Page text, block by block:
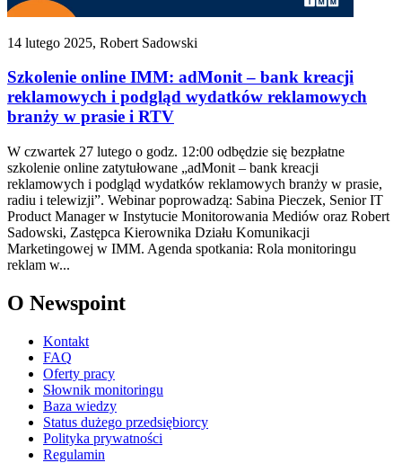
14 lutego 2025, Robert Sadowski
Szkolenie online IMM: adMonit – bank kreacji
reklamowych i podgląd wydatków reklamowych
branży w prasie i RTV
W czwartek 27 lutego o godz. 12:00 odbędzie się bezpłatne
szkolenie online zatytułowane „adMonit – bank kreacji
reklamowych i podgląd wydatków reklamowych branży w prasie,
radiu i telewizji”. Webinar poprowadzą: Sabina Pieczek, Senior IT
Product Manager w Instytucie Monitorowania Mediów oraz Robert
Sadowski, Zastępca Kierownika Działu Komunikacji
Marketingowej w IMM. Agenda spotkania: Rola monitoringu
reklam w...
O Newspoint
Kontakt
FAQ
Oferty pracy
Słownik monitoringu
Baza wiedzy
Status dużego przedsiębiorcy
Polityka prywatności
Regulamin